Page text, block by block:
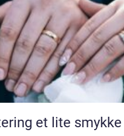
Giftering et lite